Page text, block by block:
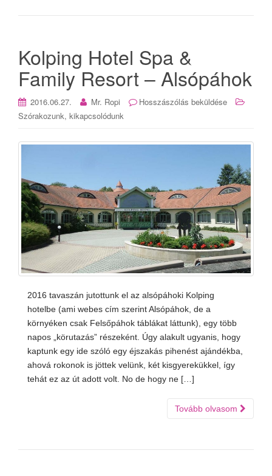
Kolping Hotel Spa &
Family Resort – Alsópáhok
2016.06.27. Mr. Ropi
Hosszászólás beküldése
Szórakozunk, kikapcsolódunk
2016 tavaszán jutottunk el az alsópáhoki Kolping
hotelbe (ami webes cím szerint Alsópáhok, de a
környéken csak Felsőpáhok táblákat láttunk), egy több
napos „körutazás” részeként. Úgy alakult ugyanis, hogy
kaptunk egy ide szóló egy éjszakás pihenést ajándékba,
ahová rokonok is jöttek velünk, két kisgyerekükkel, így
tehát ez az út adott volt. No de hogy ne […]
Tovább olvasom